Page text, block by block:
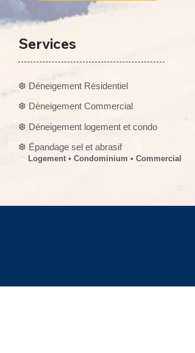
Services
❆ Déneigement Résidentiel
❆ Déneigement Commercial
❆ Déneigement logement et condo
❆ Épandage sel et abrasif
Logement • Condominium • Commercial